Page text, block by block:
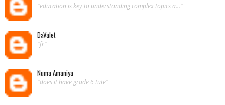
"education is key to understanding complex topics a..."
DaValet
"fr"
Numa Amaniya
"does it have grade 6 tute"